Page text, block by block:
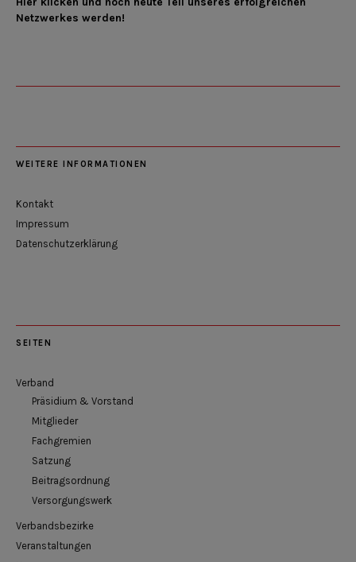
Netzwerkes werden!
WEITERE INFORMATIONEN
Kontakt
Impressum
Datenschutzerklärung
SEITEN
Verband
Präsidium & Vorstand
Mitglieder
Fachgremien
Satzung
Beitragsordnung
Versorgungswerk
Verbandsbezirke
Veranstaltungen